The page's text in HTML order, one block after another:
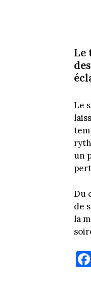
Le
Le
un
Du
de
la